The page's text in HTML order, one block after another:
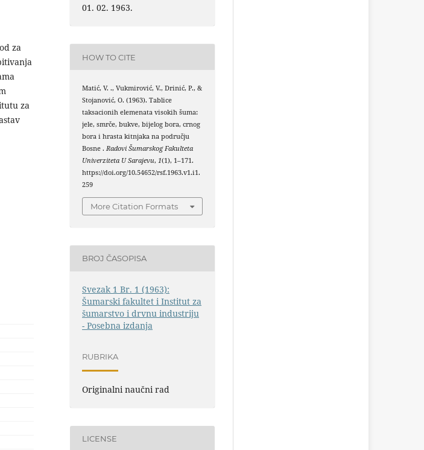
za
za
01. 02. 1963.
HOW TO CITE
Matić, V. ., Vukmirović, V., Drinić, P., &
Stojanović, O. (1963). Tablice
taksacionih elemenata visokih šuma:
jele, smrče, bukve, bijelog bora, crnog
bora i hrasta kitnjaka na području
Bosne .Radovi Šumarskog Fakulteta
Univerziteta U Sarajevu,1(1), 1–171.
https://doi.org/10.54652/rsf.1963.v1.i1.
259
More Citation Formats
BROJ ČASOPISA
Svezak 1 Br. 1 (1963):
Šumarski fakultet i Institut za
šumarstvo i drvnu industriju
- Posebna izdanja
RUBRIKA
Originalni naučni rad
LICENSE